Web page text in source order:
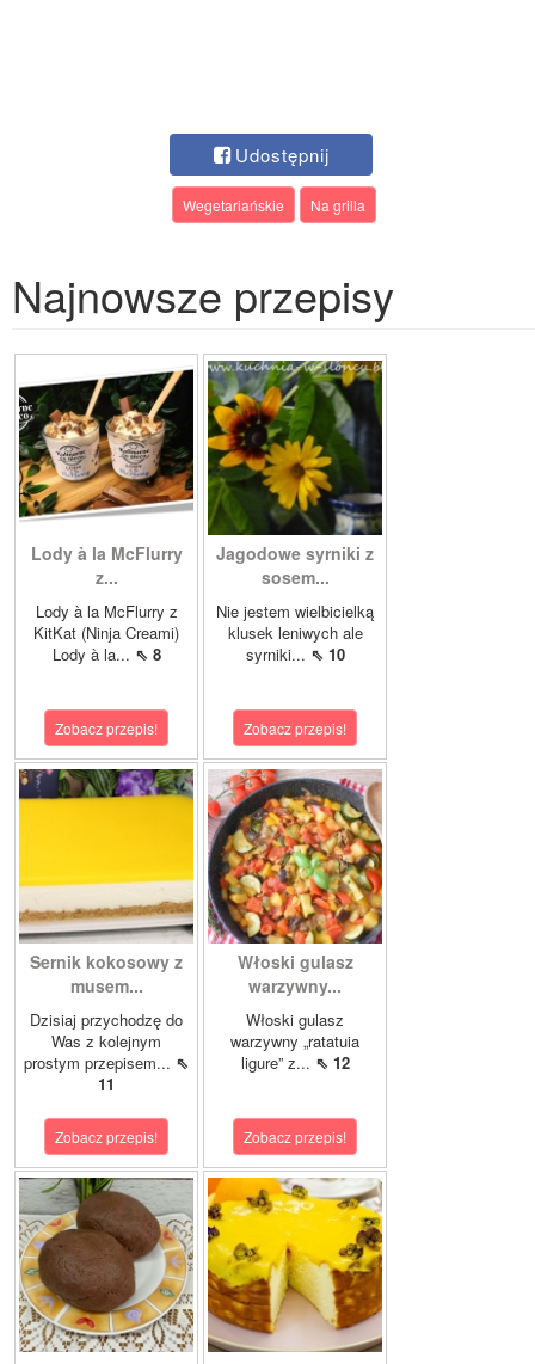
Udostępnij
Wegetariańskie Na grilla
Najnowsze przepisy
Lody à la McFlurry
z...
Lody à la McFlurry z
KitKat (Ninja Creami)
Lody à la... ⇖ 8
Zobacz przepis!
Jagodowe syrniki z
sosem...
Nie jestem wielbicielką
klusek leniwych ale
syrniki... ⇖ 10
Zobacz przepis!
Sernik kokosowy z
musem...
Dzisiaj przychodzę do
Was z kolejnym
prostym przepisem... ⇖
11
Zobacz przepis!
Włoski gulasz
warzywny...
Włoski gulasz
warzywny „ratatuia
ligure” z... ⇖ 12
Zobacz przepis!